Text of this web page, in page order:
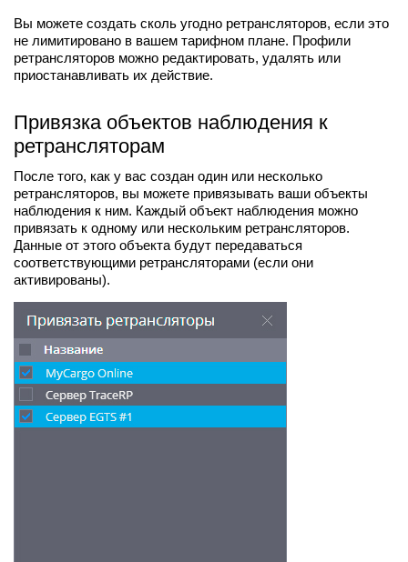
Вы можете создать сколь угодно ретрансляторов, если это
не лимитировано в вашем тарифном плане. Профили
ретрансляторов можно редактировать, удалять или
приостанавливать их действие.
Привязка объектов наблюдения к
ретрансляторам
После того, как у вас создан один или несколько
ретрансляторов, вы можете привязывать ваши объекты
наблюдения к ним. Каждый объект наблюдения можно
привязать к одному или нескольким ретрансляторов.
Данные от этого объекта будут передаваться
соответствующими ретрансляторами (если они
активированы).